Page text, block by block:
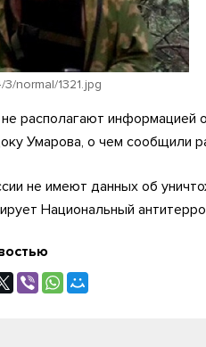
normal/1321.jpg
располагают информацией
Умарова, о чем сообщили
не имеют данных об
Национальный